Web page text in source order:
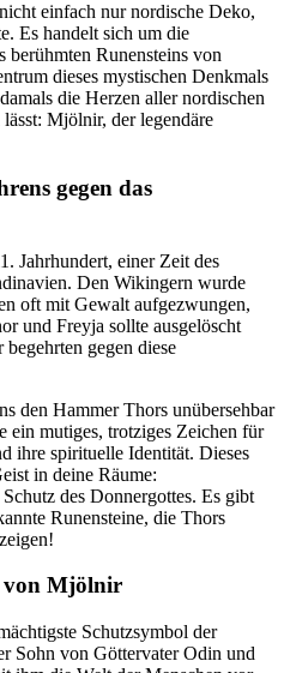
einfach nur nordische Deko,
Es handelt sich um die
berühmten Runensteins von
dieses mystischen Denkmals
die Herzen aller nordischen
Mjölnir, der legendäre
gegen das
Jahrhundert, einer Zeit des
Den Wikingern wurde
oft mit Gewalt aufgezwungen,
und Freyja sollte ausgelöscht
gegen diese
den Hammer Thors unübersehbar
ein mutiges, trotziges Zeichen für
ihre spirituelle Identität. Dieses
in deine Räume:
des Donnergottes. Es gibt
Runensteine, die Thors
von Mjölnir
Schutzsymbol der
Sohn von Göttervater Odin und